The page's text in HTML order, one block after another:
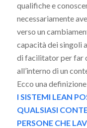
qualifiche e
necessariamente
verso un
capacità dei singoli
di facilitator per far
all’interno di un
Ecco una
I SISTEMI LEAN
QUALSIASI
PERSONE CHE